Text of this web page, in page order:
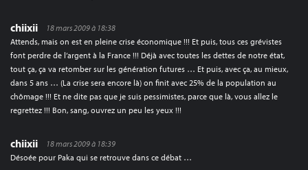
chiixii
18 mars 2009 à 18:38
Attends, mais on est en pleine crise économique !!! Et puis, tous ces grévistes
font perdre de l’argent à la France !!! Déjà avec toutes les dettes de notre état,
tout ça, ça va retomber sur les génération futures … Et puis, avec ça, au mieux,
dans 5 ans … (La crise sera encore là) on finit avec 25% de la population au
chômage !!! Et ne dite pas que je suis pessimistes, parce que là, vous allez le
regrettez !!! Bon, sang, ouvrez un peu les yeux !!!
chiixii
18 mars 2009 à 18:39
Désoée pour Paka qui se retrouve dans ce débat …